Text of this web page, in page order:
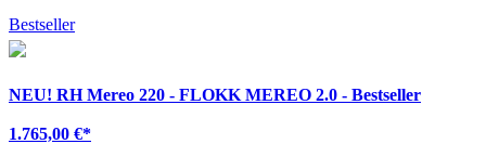
Bestseller
NEU! RH Mereo 220 - FLOKK MEREO 2.0 - Bestseller
1.765,00 €*